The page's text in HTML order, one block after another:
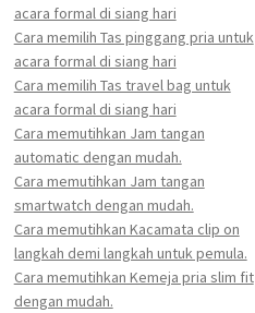
acara formal di siang hari
Cara memilih Tas pinggang pria untuk
acara formal di siang hari
Cara memilih Tas travel bag untuk
acara formal di siang hari
Cara memutihkan Jam tangan
automatic dengan mudah.
Cara memutihkan Jam tangan
smartwatch dengan mudah.
Cara memutihkan Kacamata clip on
langkah demi langkah untuk pemula.
Cara memutihkan Kemeja pria slim fit
dengan mudah.